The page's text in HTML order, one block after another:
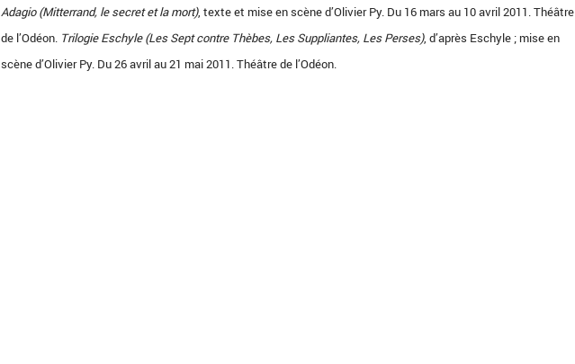
Adagio (Mitterrand, le secret et la mort), texte et mise en scène d’Olivier Py. Du 16 mars au 10 avril 2011. Théâtre
de l’Odéon. Trilogie Eschyle (Les Sept contre Thèbes, Les Suppliantes, Les Perses), d’après Eschyle ; mise en
scène d’Olivier Py. Du 26 avril au 21 mai 2011. Théâtre de l’Odéon.